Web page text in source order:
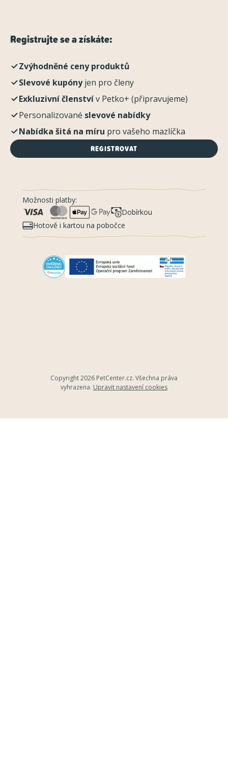
Registrujte se a získáte:
Zvýhodněné ceny produktů
Slevové kupónyjen pro členy
Exkluzivní členstvív Petko+ (připravujeme)
Personalizované slevové nabídky
Nabídka šitá na míru pro vašeho mazlíčka
REGISTROVAT
Možnosti platby:
Dobírkou
Hotově i kartou na pobočce
Copyright 2026 PetCenter.cz. Všechna práva
vyhrazena. Upravit nastavení cookies